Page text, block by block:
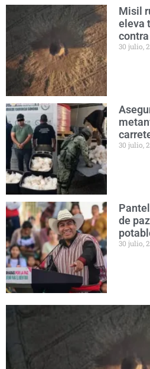
Misil
eleva
30 julio,
30 julio,
de
30 julio,